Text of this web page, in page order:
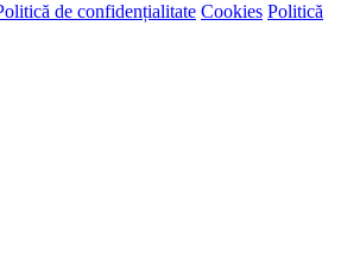
de confidențialitate Cookies Politică